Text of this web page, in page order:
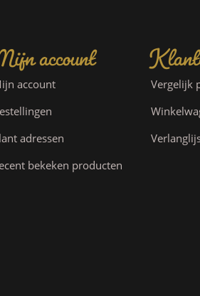
account
account
adressen
bekeken producten
Vergelijk